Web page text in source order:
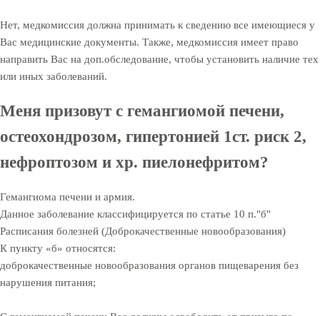
Нет, медкомиссия должна принимать к сведению все имеющиеся у
Вас медицинские документы. Также, медкомиссия имеет право
направить Вас на доп.обследование, чтобы установить наличие тех
или иных заболеваний.
Меня призовут с гемангиомой печени,
остеохондрозом, гипертонией 1ст. риск 2,
нефроптозом и хр. пиелонефритом?
Гемангиома печени и армия.
Данное заболевание классифицируется по статье 10 п."б"
Расписания болезней (Доброкачественные новообразования)
К пункту «б» относятся:
доброкачественные новообразования органов пищеварения без
нарушения питания;